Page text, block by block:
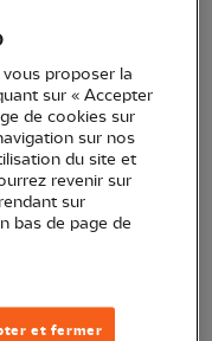
proposer la
sur « Accepter
de cookies sur
sur nos
du site et
revenir sur
sur
bas de page de
et fermer